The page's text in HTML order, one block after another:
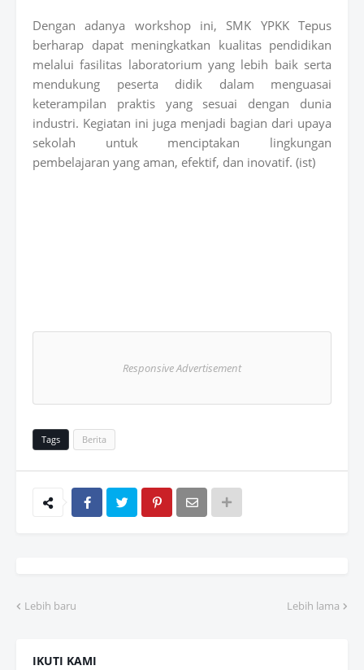
Dengan adanya workshop ini, SMK YPKK Tepus
berharap dapat meningkatkan kualitas pendidikan
melalui fasilitas laboratorium yang lebih baik serta
mendukung peserta didik dalam menguasai
keterampilan praktis yang sesuai dengan dunia
industri. Kegiatan ini juga menjadi bagian dari upaya
sekolah untuk menciptakan lingkungan
pembelajaran yang aman, efektif, dan inovatif. (ist)
Responsive Advertisement
Tags Berita
Lebih baru Lebih lama
IKUTI KAMI